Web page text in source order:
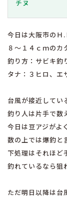
チヌ
今日は大阪市のＨ
８〜１４ｃｍのカ
釣り方：サビキ釣
タナ：３ヒロ、エ
台風が接近してい
釣り人は片手で数
今日は豆アジがよ
数の上では爆釣と
下処理はそれほど
釣れているなら狙
ただ明日以降は台